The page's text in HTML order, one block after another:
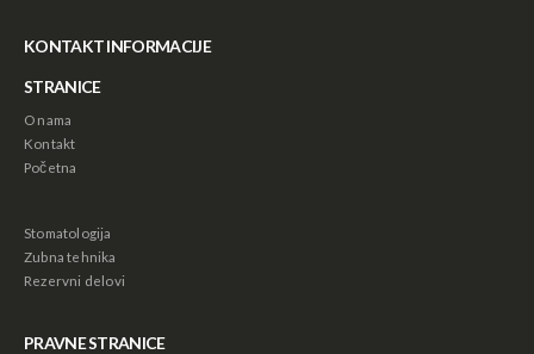
KONTAKT INFORMACIJE
STRANICE
O nama
Kontakt
Početna
Stomatologija
Zubna tehnika
Rezervni delovi
PRAVNE STRANICE